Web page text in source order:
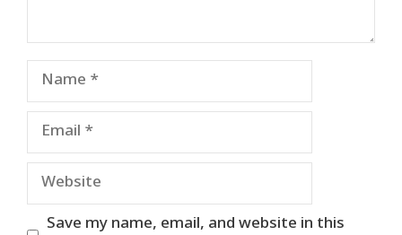
Name
Email
Website
Save my name, email, and website in this